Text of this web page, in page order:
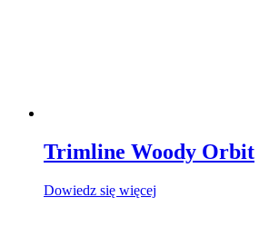
Trimline Woody Orbit
Dowiedz się więcej